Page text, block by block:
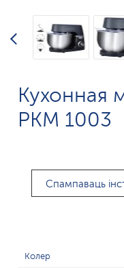
Кухонная
PKM 1003
Спампаваць
Колер